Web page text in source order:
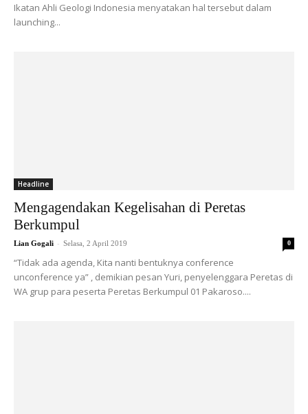
Ikatan Ahli Geologi Indonesia menyatakan hal tersebut dalam
launching...
Headline
Mengagendakan Kegelisahan di Peretas
Berkumpul
Lian Gogali - Selasa, 2 April 2019 0
“Tidak ada agenda, Kita nanti bentuknya conference
unconference ya” , demikian pesan Yuri, penyelenggara Peretas di
WA grup para peserta Peretas Berkumpul 01 Pakaroso....